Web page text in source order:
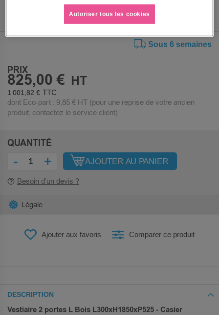
Sous 6 semaines
PRIX
825,00 €
1 001,82 €
dont Eco-part : 9,85 € HT (pour une reprise de votre ancien
produit, contactez le service client)
QUANTITÉ
- + AJOUTER AU PANIER
Besoin d’un devis ?
Ajouter aux favoris Comparer ce produit
Légale
DESCRIPTION
Vestiaire 2 portes L Bois L300xH1850xP525 - Casier
Autoriser tous les cookies